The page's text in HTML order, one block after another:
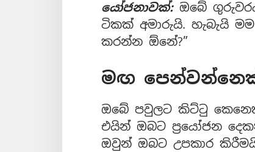
යෝජනාවක්: ඔබේ
ටිකක් අමාරුයි. හැබැයි
කරන්න ඕනේ?”
මඟ
ඔබේ පවුලට කිට්ටු
එයින් ඔබට ප්‍රයෝජන
ඔවුන් ඔබට උපකාර